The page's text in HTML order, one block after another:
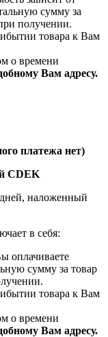
сумму за
получении.
товара к Вам
о времени
Вам адресу.
платежа нет)
CDEK
дней, наложенный
в себя:
оплачиваете
сумму за товар
товара к Вам
о времени
Вам адресу.